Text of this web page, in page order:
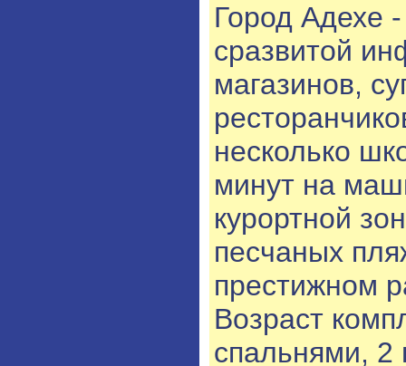
Город Адехе
сразвитой
магазинов,
несколько
минут на
курортной
песчаных
престижном
Возраст
спальнями, 2